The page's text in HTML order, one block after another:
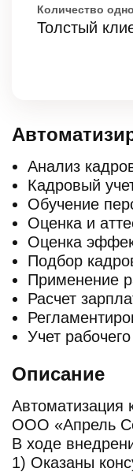
Количество
Толстый
Анализ
Кадровый
Обучение
Оценка и
Оценка
Подбор
Применение
Расчет
Учет
Описание
Автоматизация
ООО «Апрель
В ходе
1) Оказаны